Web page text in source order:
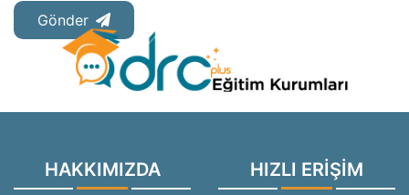
Gönder
HAKKIMIZDA HIZLI ERİŞİM